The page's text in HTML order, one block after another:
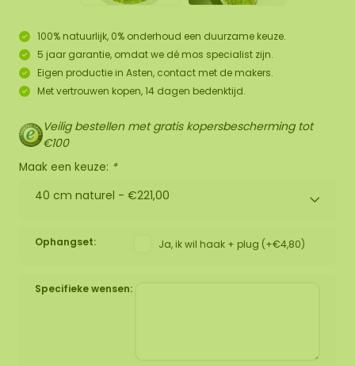
100% natuurlijk, 0% onderhoud een duurzame keuze.
5 jaar garantie, omdat we dé mos specialist zijn.
Eigen productie in Asten, contact met de makers.
Met vertrouwen kopen, 14 dagen bedenktijd.
Veilig bestellen met gratis kopersbescherming tot
€100
Maak een keuze: *
40 cm naturel - €221,00
Ophangset: Ja, ik wil haak + plug (+€4,80)
Specifieke wensen: